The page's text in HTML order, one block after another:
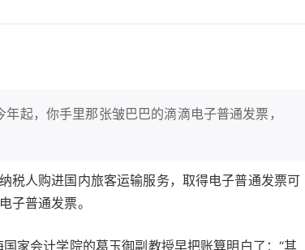
起，你手里那张皱巴巴的滴滴电子普通发票，
税人购进国内旅客运输服务，取得电子普通发票可
普通发票。
家会计学院的葛玉御副教授早把账算明白了：“其